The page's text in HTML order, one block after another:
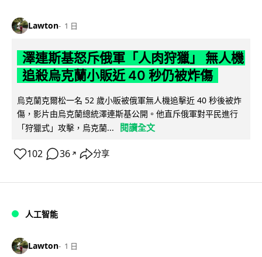
Lawton 1 日
澤連斯基怒斥俄軍「人肉狩獵」 無人機
追殺烏克蘭小販近 40 秒仍被炸傷
烏克蘭克爾松一名 52 歲小販被俄軍無人機追擊近 40 秒後被炸
傷，影片由烏克蘭總統澤連斯基公開。他直斥俄軍對平民進行
「狩獵式」攻擊，烏克蘭...
閱讀全文
102 36 ↗ 分享
人工智能
Lawton 1 日